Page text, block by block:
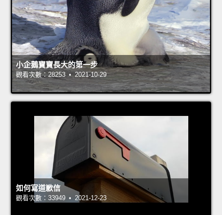
小企鵝寶寶長大的第一步
觀看次數：28253 • 2021-10-29
如何寫道歉信
觀看次數：33949 • 2021-12-23